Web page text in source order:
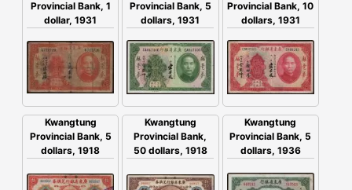
Provincial Bank, 1
dollar, 1931
Provincial Bank, 5
dollars, 1931
Provincial Bank, 10
dollars, 1931
Kwangtung
Provincial Bank, 5
dollars, 1918
Kwangtung
Provincial Bank,
50 dollars, 1918
Kwangtung
Provincial Bank, 5
dollars, 1936